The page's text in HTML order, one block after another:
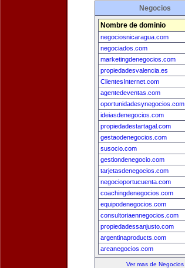
Negocios
Nombre de dominio
negociosnicaragua.com
negociados.com
marketingdenegocios.com
propiedadesvalencia.es
ClientesInternet.com
agentedeventas.com
oportunidadesynegocios.com
ideiasdenegocios.com
propiedadestartagal.com
gestaodenegocios.com
susocio.com
gestiondenegocio.com
tarjetasdenegocios.com
negocioportucuenta.com
coachingdenegocios.com
equipodenegocios.com
consultoriaennegocios.com
propiedadessanjusto.com
argentinaproducts.com
areanegocios.com
Ver mas de Negocios